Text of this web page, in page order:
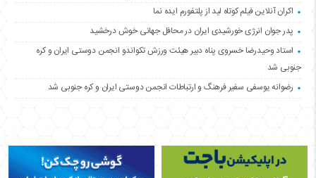
اکران آنلاین فیلم کوتاه لید از پلتفورم ایده نما
پدر جوان انرژی خورشیدی ایران در محافل جهانی خوش درخشید
استاد وحیدرضا خسروی پناه دبیر هیئت ورزش تکواندو انجمن دوستی ایران و کره
جنوبی شد
رضوانه یوسفی سفیر فرهنگ و ارتباطات انجمن دوستی ایران و کره جنوبی شد